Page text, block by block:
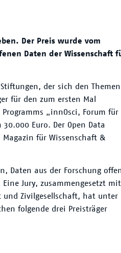
Der Preis wurde vom
Daten der Wissenschaft
der sich den Themen
für den zum ersten Mal
„innOsci, Forum für
Euro. Der Open Data
für Wissenschaft &
Daten aus der Forschung
Jury, zusammengesetzt mit
und Zivilgesellschaft, hat unter
folgende drei Preisträger